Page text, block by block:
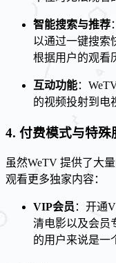
智能搜索与推荐
以通过一键搜索
根据用户的观看
互动功能：
的视频投射到电
4. 付费模式与特殊
虽然WeTV 提供了大
观看更多独家内容：
VIP会员 ：开通
清电影以及会员
的用户来说是一